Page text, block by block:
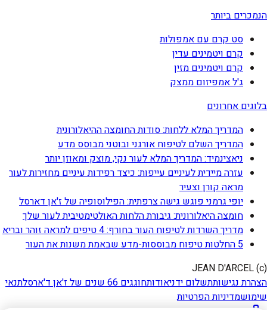
הנמכרים ביותר
סט קרם עם אמפולות
קרם ויטמינים עדין
קרם ויטמינים מזין
ג'ל אמפיזום ממצק
בלוגים אחרונים
המדריך המלא ללחות: סודות החומצה ההיאלורונית
המדריך השלם לטיפוח אורגני ובוטני מבוסס מדע
ניאצינמיד: המדריך המלא לעור נקי, מוצק ומאוזן יותר
עזרה מיידית לעיניים עייפות: כיצד רפידות עיניים מחזירות לעור
מראה קורן וצעיר
יופי גרמני פוגש גישה צרפתית: הפילוסופיה של ז'אן דארסל
חומצה היאלורונית: גיבורת הלחות האולטימטיבית לעור שלך
מדריך השרדות לטיפוח העור בחורף: 4 טיפים למראה זוהר ובריא
5 החלטות טיפוח מבוססות-מדע שבאמת משנות את העור
(c) JEAN D'ARCEL
הצהרת נגישותתשלום ידניאודותחוגגים 66 שנים של ז'אן ד'ארסל
תנאי
שימושמדיניות הפרטיות